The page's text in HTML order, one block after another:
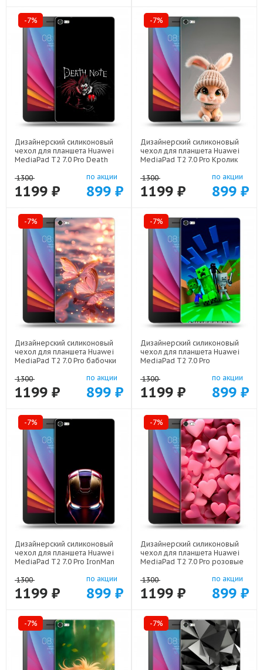
-7%
Дизайнерский силиконовый
чехол для планшета Huawei
MediaPad T2 7.0 Pro Death
22524
1300
1199 ₽
по акции
899 ₽
-7%
Дизайнерский силиконовый
чехол для планшета Huawei
MediaPad T2 7.0 Pro Кролик
1300
1199 ₽
по акции
899 ₽
-7%
Дизайнерский силиконовый
чехол для планшета Huawei
MediaPad T2 7.0 Pro бабочки
1300
1199 ₽
по акции
899 ₽
-7%
Дизайнерский силиконовый
чехол для планшета Huawei
MediaPad T2 7.0 Pro
1300
1199 ₽
по акции
899 ₽
-7%
Дизайнерский силиконовый
чехол для планшета Huawei
MediaPad T2 7.0 Pro IronMan
1300
1199 ₽
по акции
899 ₽
-7%
Дизайнерский силиконовый
чехол для планшета Huawei
MediaPad T2 7.0 Pro розовые
1300
1199 ₽
по акции
899 ₽
-7% -7%